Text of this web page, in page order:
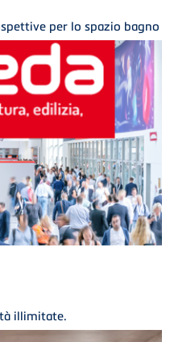
per lo spazio bagno
illimitate.